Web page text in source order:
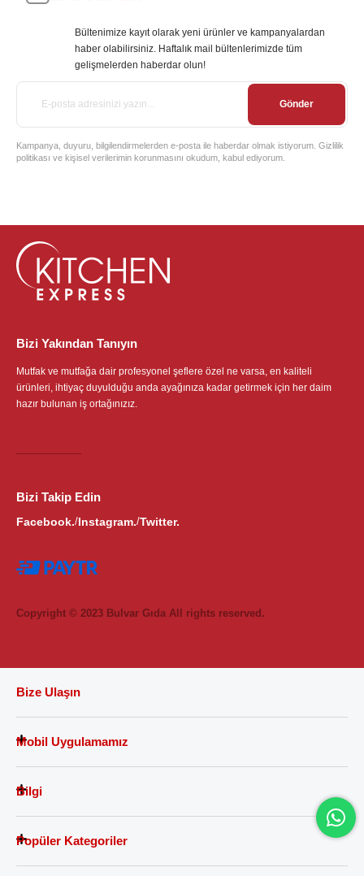
Bültenimize kayıt olarak yeni ürünler ve kampanyalardan
haber olabilirsiniz. Haftalık mail bültenlerimizde tüm
gelişmelerden haberdar olun!
Gönder
Kampanya, duyuru, bilgilendirmelerden e-posta ile haberdar olmak istiyorum. Gizlilik
politikası ve kişisel verilerimin korunmasını okudum, kabul ediyorum.
Bizi Yakından Tanıyın
Mutfak ve mutfağa dair profesyonel şeflere özel ne varsa, en kaliteli
ürünleri, ihtiyaç duyulduğu anda ayağınıza kadar getirmek için her daim
hazır bulunan iş ortağınızız.
Bizi Takip Edin
Facebook./Instagram./Twitter.
Copyright © 2023 Bulvar Gıda All rights reserved.
Bize Ulaşın
Mobil Uygulamamız
Bilgi
Popüler Kategoriler